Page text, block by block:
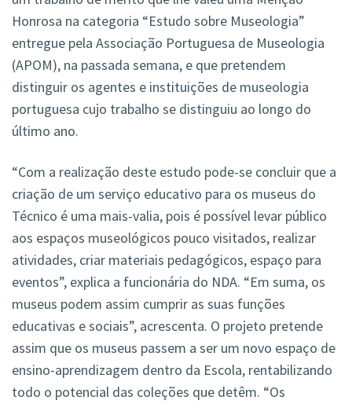
Honrosa na categoria “Estudo sobre Museologia”
entregue pela Associação Portuguesa de Museologia
(APOM), na passada semana, e que pretendem
distinguir os agentes e instituições de museologia
portuguesa cujo trabalho se distinguiu ao longo do
último ano.
“Com a realização deste estudo pode-se concluir que a
criação de um serviço educativo para os museus do
Técnico é uma mais-valia, pois é possível levar público
aos espaços museológicos pouco visitados, realizar
atividades, criar materiais pedagógicos, espaço para
eventos”, explica a funcionária do NDA. “Em suma, os
museus podem assim cumprir as suas funções
educativas e sociais”, acrescenta. O projeto pretende
assim que os museus passem a ser um novo espaço de
ensino-aprendizagem dentro da Escola, rentabilizando
todo o potencial das coleções que detêm. “Os